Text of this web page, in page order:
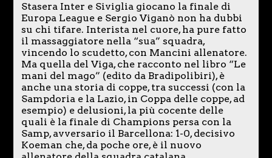
Stasera Inter e Siviglia giocano la finale di
Europa League e Sergio Viganò non ha dubbi
su chi tifare. Interista nel cuore, ha pure fatto
il massaggiatore nella “sua” squadra,
vincendo lo scudetto, con Mancini allenatore.
Ma quella del Viga, che racconto nel libro “Le
mani del mago” (edito da Bradipolibiri), è
anche una storia di coppe, tra successi (con la
Sampdoria e la Lazio, in Coppa delle coppe, ad
esempio) e delusioni, la più cocente delle
quali è la finale di Champions persa con la
Samp, avversario il Barcellona: 1-0, decisivo
Koeman che, da poche ore, è il nuovo